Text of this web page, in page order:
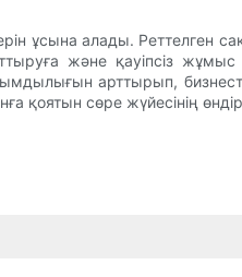
ұсына алады. Реттелген
және қауіпсіз
арттырып,
қоятын сөре жүйесінің